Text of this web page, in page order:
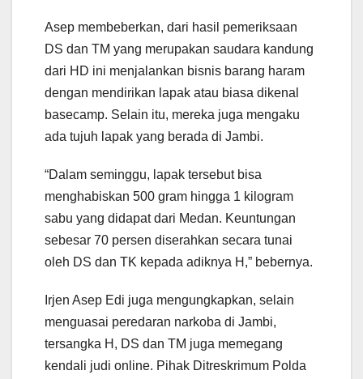
Asep membeberkan, dari hasil pemeriksaan
DS dan TM yang merupakan saudara kandung
dari HD ini menjalankan bisnis barang haram
dengan mendirikan lapak atau biasa dikenal
basecamp. Selain itu, mereka juga mengaku
ada tujuh lapak yang berada di Jambi.
“Dalam seminggu, lapak tersebut bisa
menghabiskan 500 gram hingga 1 kilogram
sabu yang didapat dari Medan. Keuntungan
sebesar 70 persen diserahkan secara tunai
oleh DS dan TK kepada adiknya H,” bebernya.
Irjen Asep Edi juga mengungkapkan, selain
menguasai peredaran narkoba di Jambi,
tersangka H, DS dan TM juga memegang
kendali judi online. Pihak Ditreskrimum Polda